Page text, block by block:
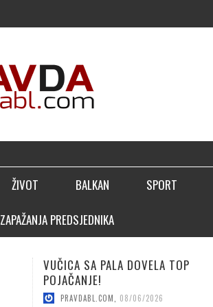
ŽIVOT BALKAN SPORT
ZAPAŽANJA PREDSJEDNIKA
LUČIĆ: BIĆEMO BOLJI NEGO PROŠLE
SEZONE!
PRAVDABL.COM 08/04/2026